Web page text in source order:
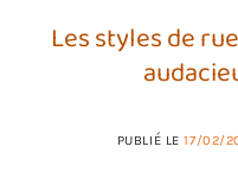
Les styles de
PUBLIÉ LE17/02/